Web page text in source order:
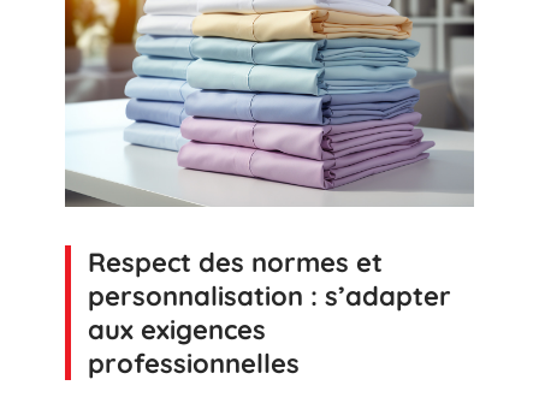
Respect des normes et
personnalisation : s’adapter
aux exigences
professionnelles